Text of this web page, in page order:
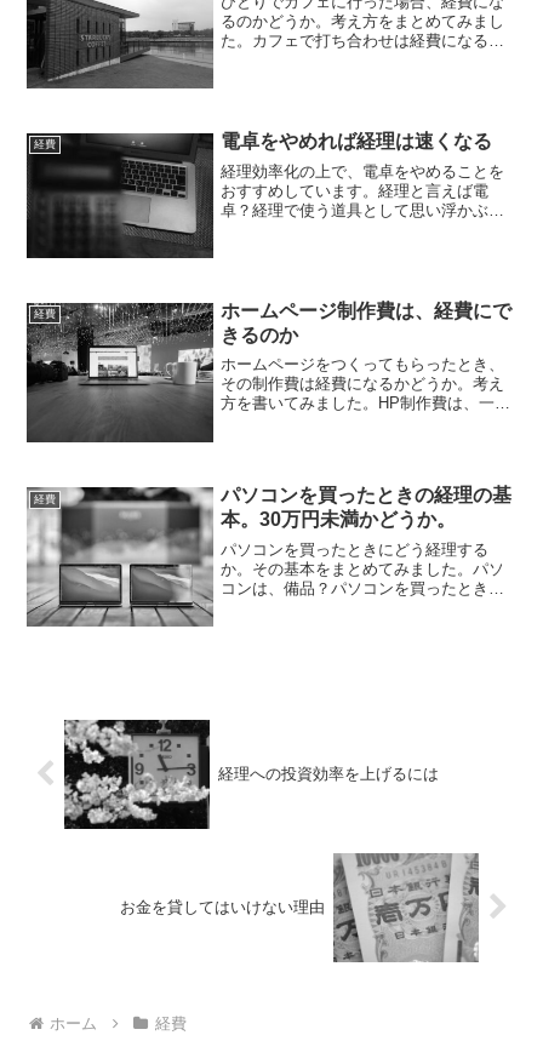
るのかどうか。考え方をまとめてみまし
た。カフェで打ち合わせは経費になるカ
経費 電卓をやめれば経理は速くなる
経理効率化の上で、電卓をやめることを
おすすめしています。経理と言えば電
卓？経理で使う道具として思い浮かぶも
経費
ホームページ制作費は、経費にで
きるのか
ホームページをつくってもらったとき、
その制作費は経費になるかどうか。考え
方を書いてみました。HP制作費は、一括
経費
パソコンを買ったときの経理の基
本。30万円未満かどうか。
パソコンを買ったときにどう経理する
か。その基本をまとめてみました。パソ
コンは、備品？パソコンを買ったとき、
経理への投資効率を上げるには
お金を貸してはいけない理由
ホーム 経費